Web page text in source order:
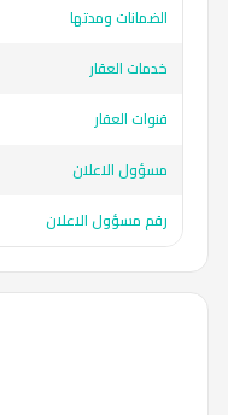
الضمانات ومدتها
خدمات العقار
قنوات العقار
مسؤول الاعلان
رقم مسؤول الاعلان